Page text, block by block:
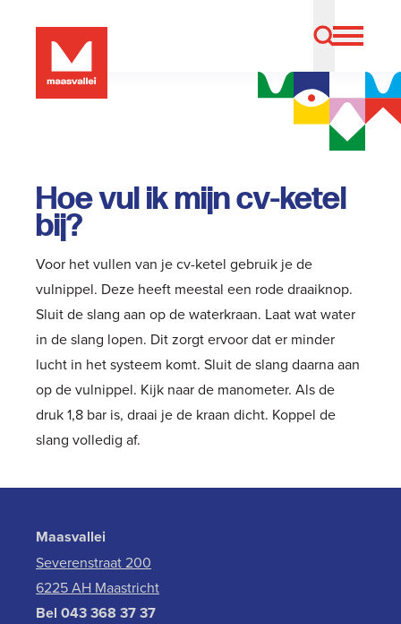
Hoe vul ik mijn cv-ketel
bij?
Voor het vullen van je cv-ketel gebruik je de
vulnippel. Deze heeft meestal een rode draaiknop.
Sluit de slang aan op de waterkraan. Laat wat water
in de slang lopen. Dit zorgt ervoor dat er minder
lucht in het systeem komt. Sluit de slang daarna aan
op de vulnippel. Kijk naar de manometer. Als de
druk 1,8 bar is, draai je de kraan dicht. Koppel de
slang volledig af.
Maasvallei
Severenstraat 200
6225 AH Maastricht
Bel 043 368 37 37